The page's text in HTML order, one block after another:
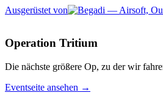
Ausgerüstet von
Operation Tritium
Die nächste größere Op, zu der wir
Eventseite ansehen →